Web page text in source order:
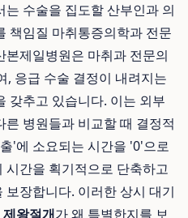
수술을 집도할 산부인과 의
책임질 마취통증의학과 전문
제일병원은 마취과 전문의
, 응급 수술 결정이 내려지는
갖추고 있습니다. 이는 외부
병원들과 비교할 때 결정적
'에 소요되는 시간을 '0'으로
시간을 획기적으로 단축하고
장합니다. 이러한 상시 대기
왕절개가 왜 특별한지를 보